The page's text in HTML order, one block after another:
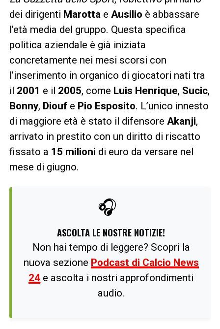
dei dirigenti Marottae Ausilio è abbassare
l’età media del gruppo. Questa specifica
politica aziendale è già iniziata
concretamente nei mesi scorsi con
l’inserimento in organico di giocatori nati tra
il 2001 e il 2005, come Luis Henrique, Sucic,
Bonny, Dioufe Pio Esposito. L’unico innesto
di maggiore età è stato il difensore Akanji,
arrivato in prestito con un diritto di riscatto
fissato a 15 milioni di euro da versare nel
mese di giugno.
🎧
ASCOLTA LE NOSTRE NOTIZIE!
Non hai tempo di leggere? Scopri la
nuova sezione Podcast di Calcio News
24 e ascolta i nostri approfondimenti
audio.